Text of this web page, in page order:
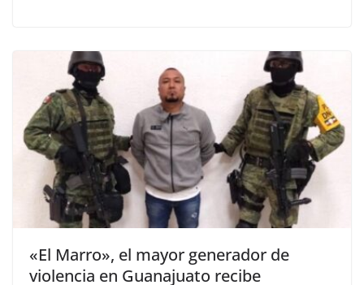
«El Marro», el mayor generador de
violencia en Guanajuato recibe